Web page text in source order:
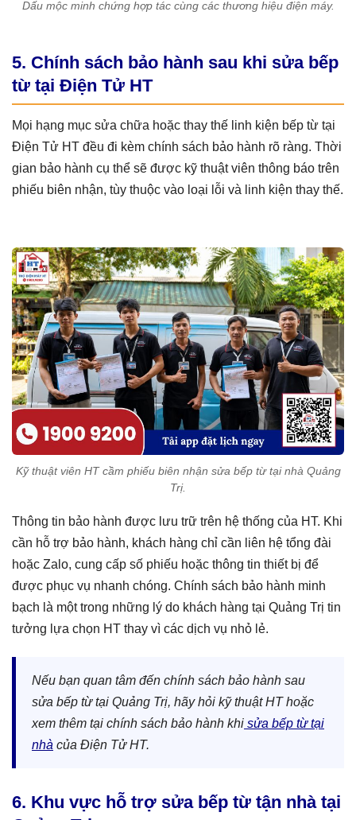
Dấu mộc minh chứng hợp tác cùng các thương hiệu điện máy.
5. Chính sách bảo hành sau khi sửa bếp
từ tại Điện Tử HT
Mọi hạng mục sửa chữa hoặc thay thế linh kiện bếp từ tại
Điện Tử HT đều đi kèm chính sách bảo hành rõ ràng. Thời
gian bảo hành cụ thể sẽ được kỹ thuật viên thông báo trên
phiếu biên nhận, tùy thuộc vào loại lỗi và linh kiện thay thế.
Kỹ thuật viên HT cầm phiếu biên nhận sửa bếp từ tại nhà Quảng
Trị.
Thông tin bảo hành được lưu trữ trên hệ thống của HT. Khi
cần hỗ trợ bảo hành, khách hàng chỉ cần liên hệ tổng đài
hoặc Zalo, cung cấp số phiếu hoặc thông tin thiết bị để
được phục vụ nhanh chóng. Chính sách bảo hành minh
bạch là một trong những lý do khách hàng tại Quảng Trị tin
tưởng lựa chọn HT thay vì các dịch vụ nhỏ lẻ.
Nếu bạn quan tâm đến chính sách bảo hành sau
sửa bếp từ tại Quảng Trị, hãy hỏi kỹ thuật HT hoặc
xem thêm tại chính sách bảo hành khi sửa bếp từ tại
nhà của Điện Tử HT.
6. Khu vực hỗ trợ sửa bếp từ tận nhà tại